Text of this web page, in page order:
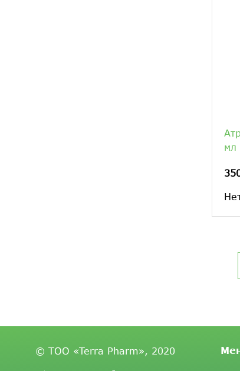
мл
© ТОО «Terra Pharm», 2020